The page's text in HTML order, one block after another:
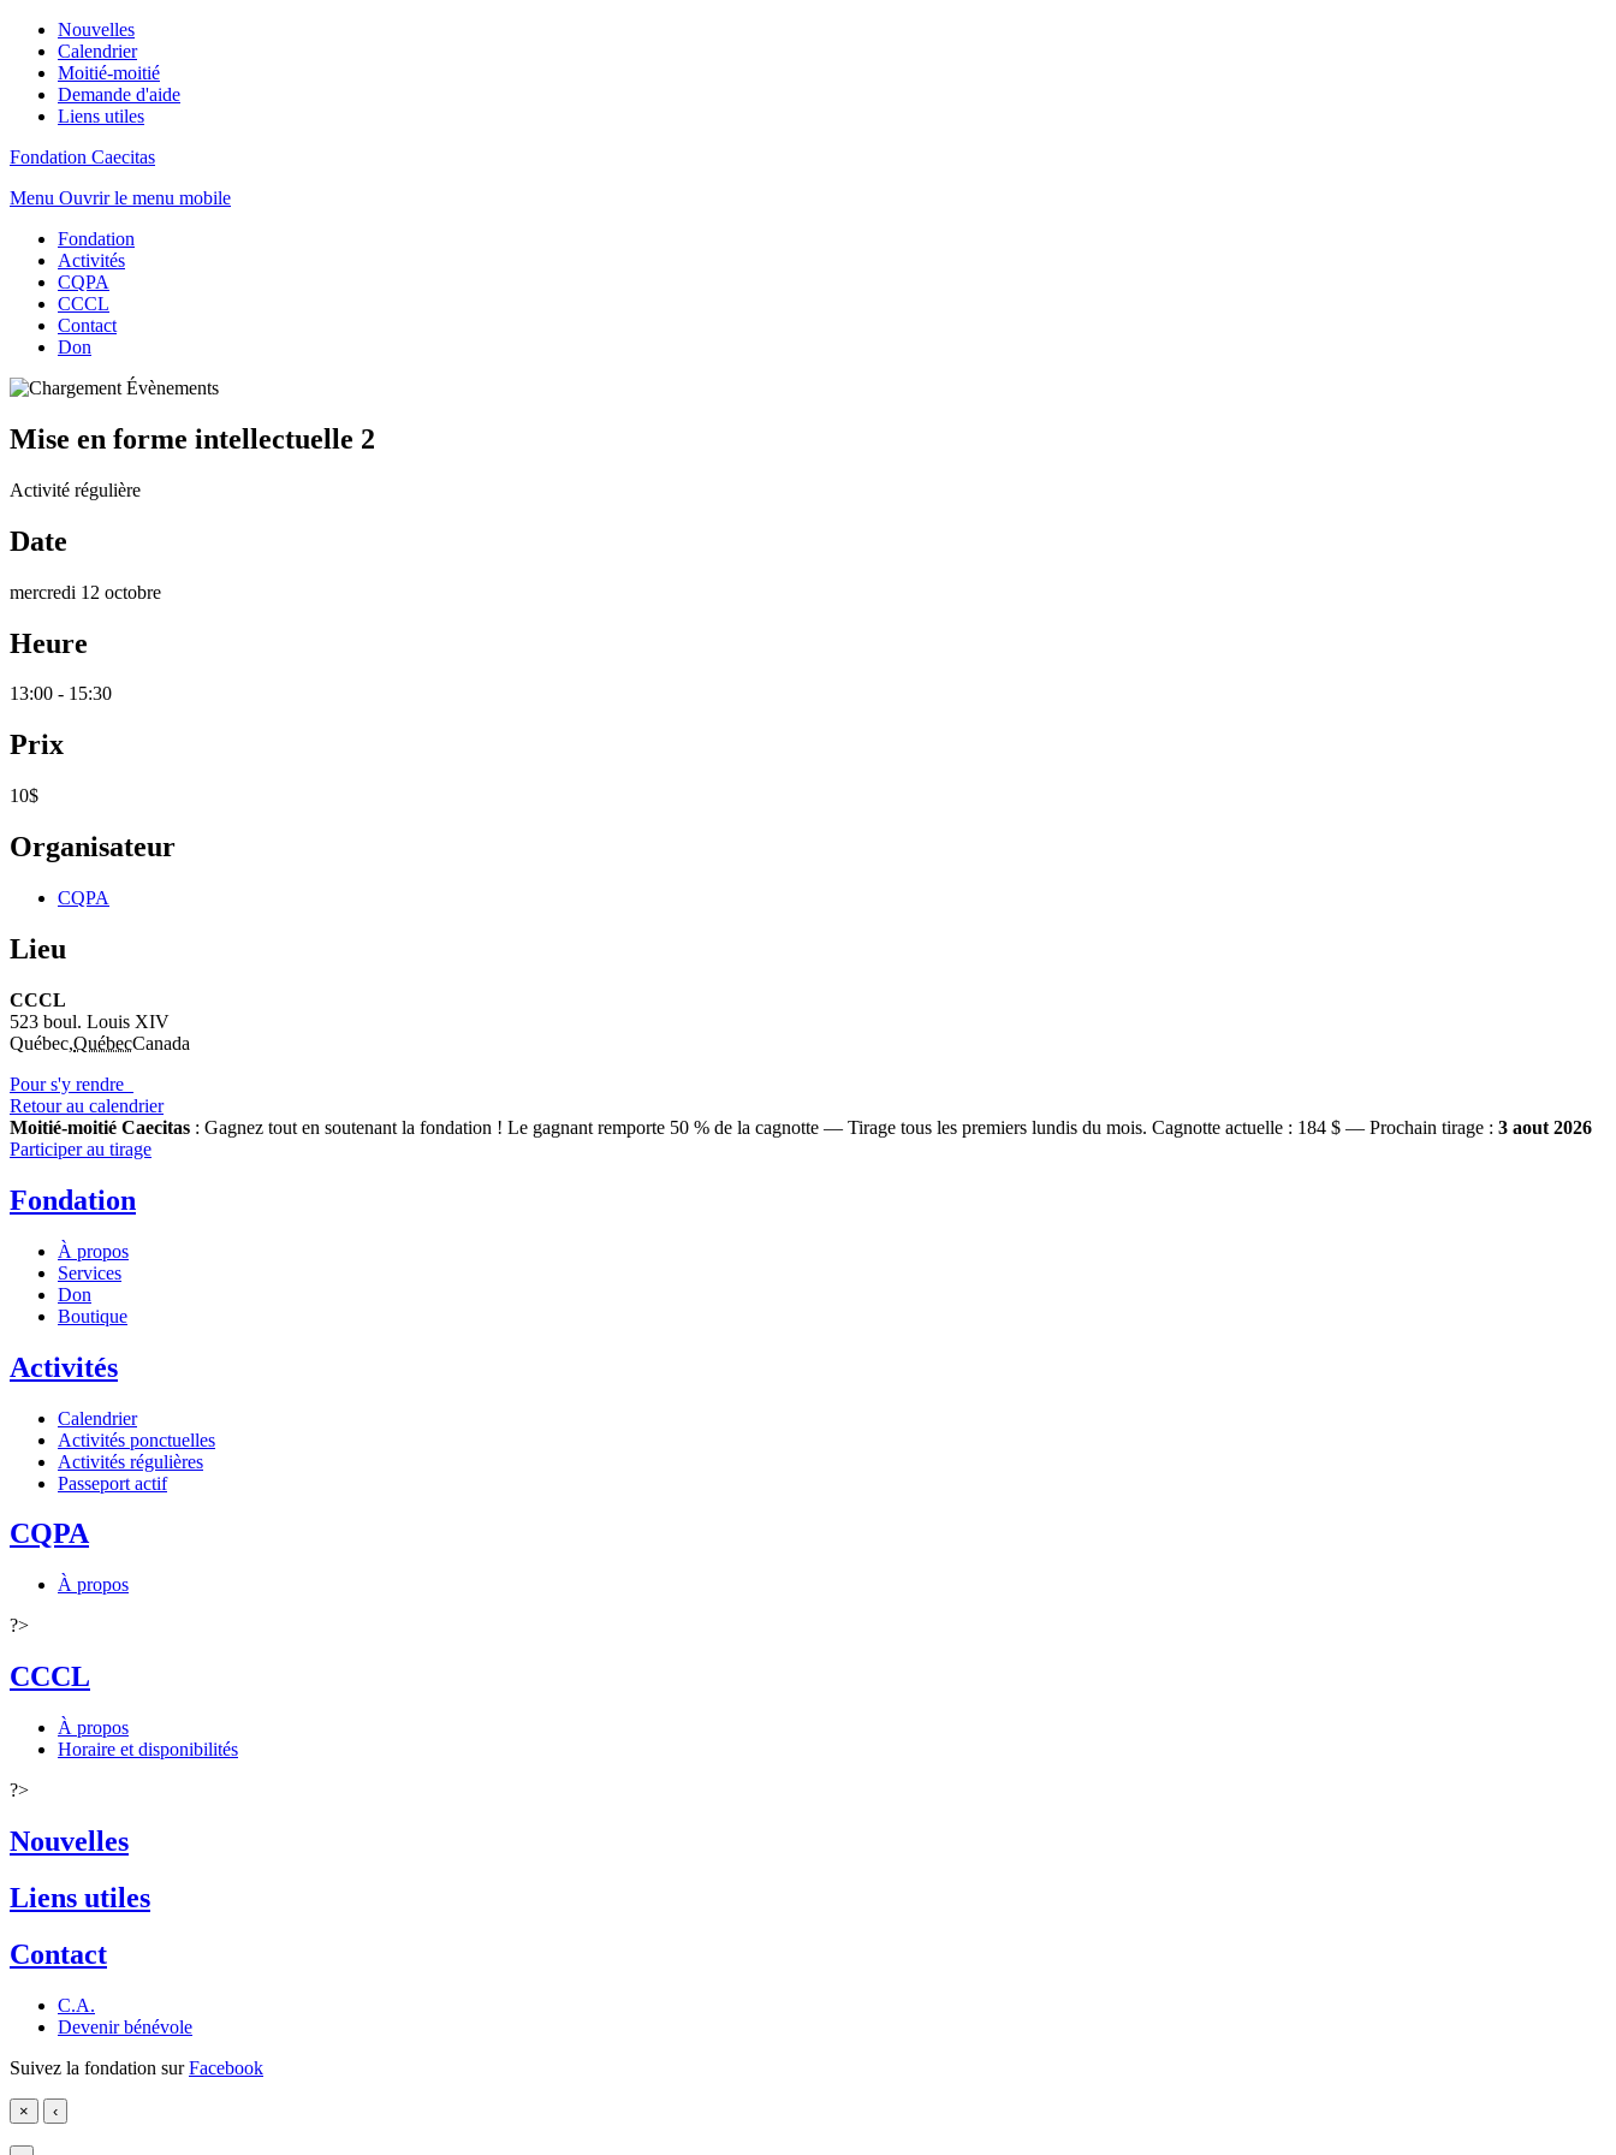
Nouvelles
Calendrier
Moitié-moitié
Demande d'aide
Liens utiles
Fondation Caecitas
Menu Ouvrir le menu mobile
Fondation
Activités
CQPA
CCCL
Contact
Don
Mise en forme intellectuelle 2
Activité régulière
Date
mercredi 12 octobre
Heure
13:00 - 15:30
Prix
10$
Organisateur
CQPA
Lieu
CCCL
523 boul. Louis XIV
Québec,QuébecCanada
Pour s'y rendre
Retour au calendrier
Moitié-moitié Caecitas : Gagnez tout en soutenant la fondation ! Le gagnant remporte 50 % de la cagnotte — Tirage tous les premiers lundis du mois. Cagnotte actuelle : 184 $ — Prochain tirage : 3 aout 2026
Participer au tirage
Fondation
À propos
Services
Don
Boutique
Activités
Calendrier
Activités ponctuelles
Activités régulières
Passeport actif
CQPA
À propos
?>
CCCL
À propos
Horaire et disponibilités
?>
Nouvelles
Liens utiles
Contact
C.A.
Devenir bénévole
Suivez la fondation surFacebook
× ‹